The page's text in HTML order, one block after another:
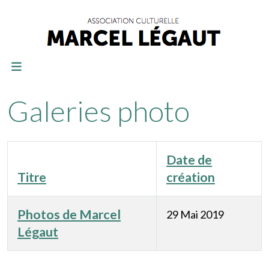
Galeries photo
Titre
Date de
création
Photos de Marcel
Légaut
29 Mai 2019